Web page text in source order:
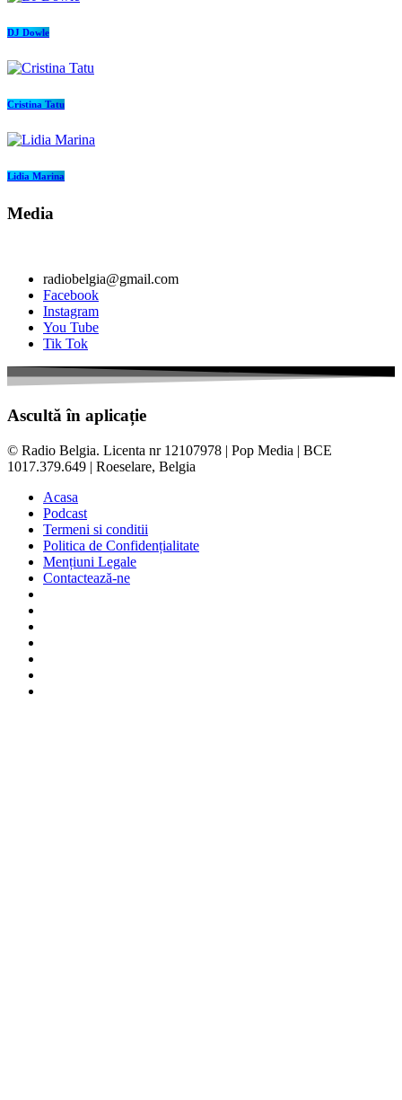
DJ Dowle
Cristina Tatu
Lidia Marina
Media
radiobelgia@gmail.com
Facebook
Instagram
You Tube
Tik Tok
Ascultă în aplicație
© Radio Belgia. Licenta nr 12107978 | Pop Media | BCE
1017.379.649 | Roeselare, Belgia
Acasa
Podcast
Termeni si conditii
Politica de Confidențialitate
Mențiuni Legale
Contactează-ne